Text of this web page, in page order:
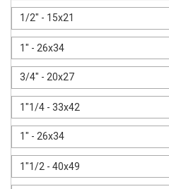
1/2" - 15x21
1" - 26x34
3/4" - 20x27
1"1/4 - 33x42
1" - 26x34
1"1/2 - 40x49